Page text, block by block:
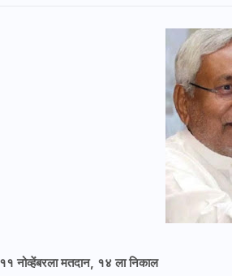
नोव्हेंबरला मतदान, १४ ला निकाल